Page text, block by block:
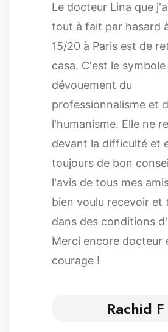
Le docteur Lina que
tout à fait par hasard
15/20 à Paris est de
casa. C'est le symbole
dévouement du
professionnalisme et
l'humanisme. Elle ne
devant la difficulté et
toujours de bon
l'avis de tous mes
bien voulu recevoir et
dans des conditions
Merci encore docteur
courage !
Rachid F